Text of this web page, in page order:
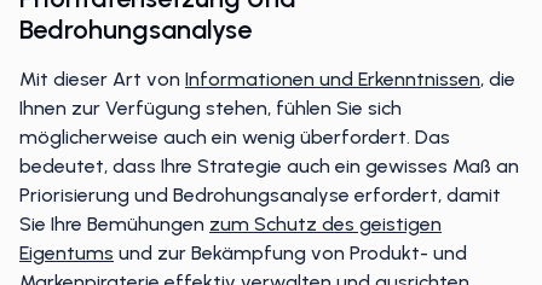
Prioritätensetzung Und
Bedrohungsanalyse
Mit dieser Art von Informationen und Erkenntnissen
Ihnen zur Verfügung stehen, fühlen Sie sich
möglicherweise auch ein wenig überfordert. Das
bedeutet, dass Ihre Strategie auch ein gewisses Maß an
Priorisierung und Bedrohungsanalyse erfordert, damit
Sie Ihre Bemühungen zum Schutz des geistigen
Eigentums
und zur Bekämpfung von Produkt- und